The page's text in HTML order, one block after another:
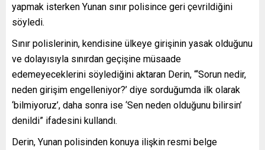
yapmak isterken Yunan sınır polisince geri çevrildiğini
söyledi.
Sınır polislerinin, kendisine ülkeye girişinin yasak olduğunu
ve dolayısıyla sınırdan geçişine müsaade
edemeyeceklerini söylediğini aktaran Derin, “‘Sorun nedir,
neden girişim engelleniyor?’ diye sorduğumda ilk olarak
‘bilmiyoruz’, daha sonra ise ‘Sen neden olduğunu bilirsin’
denildi” ifadesini kullandı.
Derin, Yunan polisinden konuya ilişkin resmi belge